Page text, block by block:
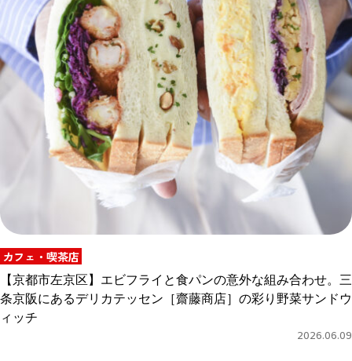
カフェ・喫茶店
【京都市左京区】エビフライと食パンの意外な組み合わせ。三
条京阪にあるデリカテッセン［齋藤商店］の彩り野菜サンドウ
ィッチ
2026.06.09